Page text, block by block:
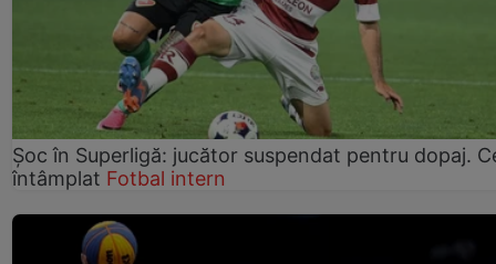
Șoc în Superligă: jucător suspendat pentru dopaj.
întâmplat Fotbal intern